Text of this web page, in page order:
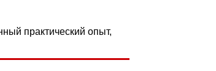
практический опыт,